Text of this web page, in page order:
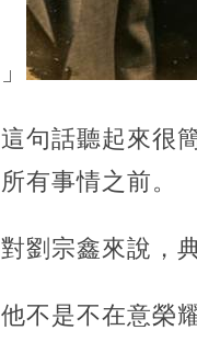
」
這句話聽起來很
所有事情之前。
對劉宗鑫來說，
他不是不在意榮